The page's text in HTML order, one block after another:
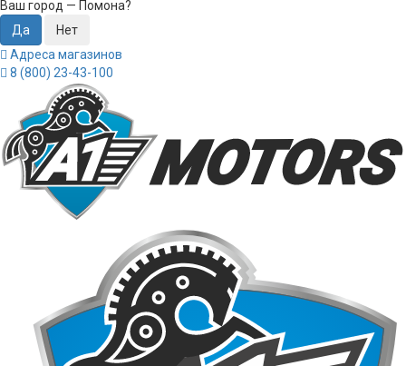
Ваш город — Помона?
Адреса магазинов
8 (800) 23-43-100